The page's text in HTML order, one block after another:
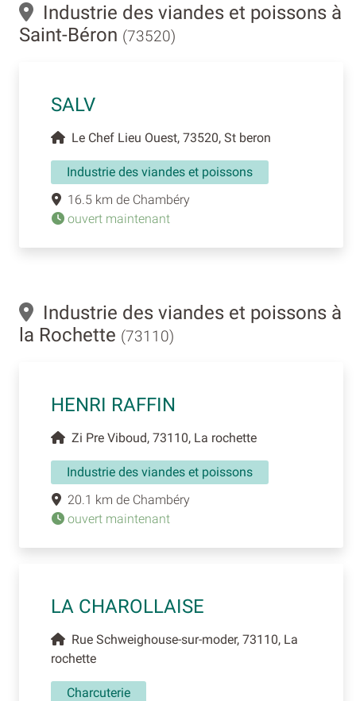
Industrie des viandes et poissons à
Saint-Béron (73520)
SALV
Le Chef Lieu Ouest, 73520, St beron
Industrie des viandes et poissons
16.5 km de Chambéry
ouvert maintenant
Industrie des viandes et poissons à
la Rochette (73110)
HENRI RAFFIN
Zi Pre Viboud, 73110, La rochette
Industrie des viandes et poissons
20.1 km de Chambéry
ouvert maintenant
LA CHAROLLAISE
Rue Schweighouse-sur-moder, 73110, La
rochette
Charcuterie